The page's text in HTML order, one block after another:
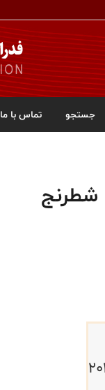
جستجو تماس با ما
شطرنج